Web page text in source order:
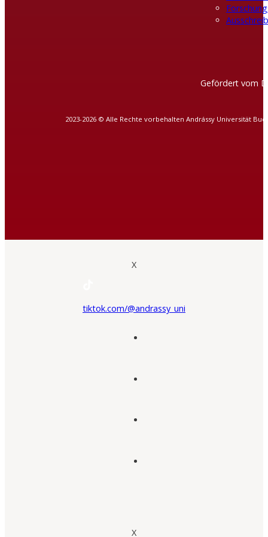
Gefördert vom
2023-2026 © Alle Rechte vorbehalten Andrássy Universität
X
tiktok.com/@andrassy_uni
X